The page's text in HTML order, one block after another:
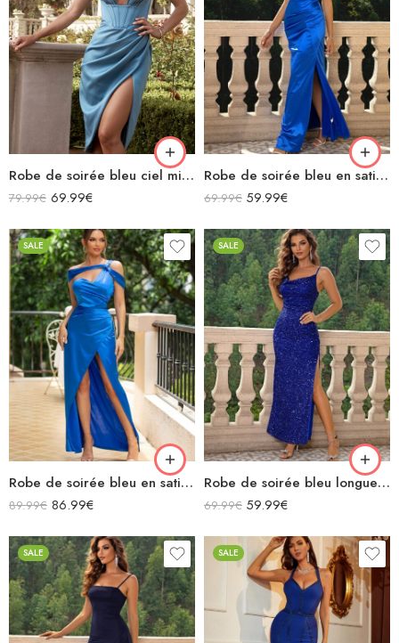
Robe de soirée bleu ciel midi moulante en satin décolleté sans manches fendue drapée
79.99€ 69.99€
Robe de soirée bleu en satin épaules dénudées fendue
69.99€ 59.99€
SALE
Robe de soirée bleu en satin longue asymétrique épaules dénudées fendue
89.99€ 86.99€
SALE
Robe de soirée bleu longue col bénitier bretelles spaghettis fendu à paillettes
69.99€ 59.99€
SALE SALE